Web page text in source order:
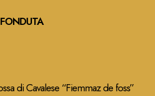
di Cavalese “Fiemmaz de foss”